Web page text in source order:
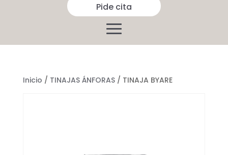
Pide cita
Inicio / TINAJAS ÁNFORAS/ TINAJA BYARE